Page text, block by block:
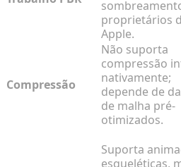
proprietários
Apple.
Compressão
Não suporta
compressão
nativamente;
depende de
de malha pré-
otimizados.
Suporta
esqueléticas,